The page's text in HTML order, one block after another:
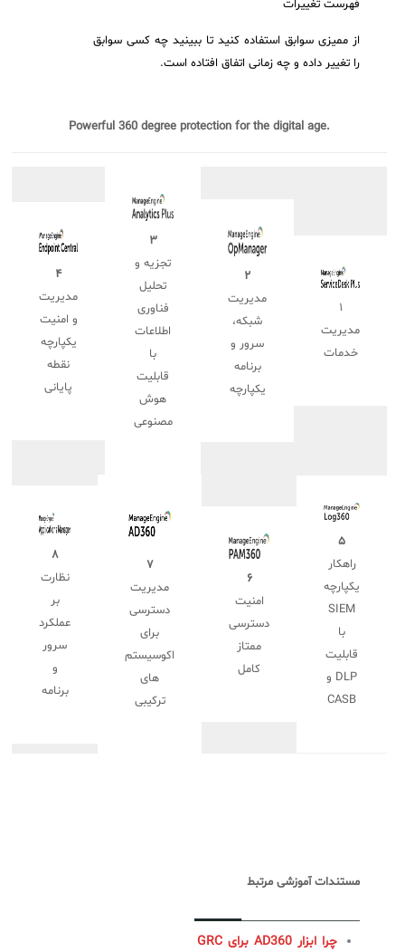
فهرست تغییرات
از ممیزی سوابق استفاده کنید تا ببینید چه کسی سوابق
را تغییر داده و چه زمانی اتفاق افتاده است.
Powerful 360 degree protection for the digital age.
۱
مدیریت
خدمات
۲
مدیریت
شبکه،
سرور و
برنامه
یکپارچه
۳
تجزیه و
تحلیل
فناوری
اطلاعات
با
قابلیت
هوش
مصنوعی
۴
مدیریت
و امنیت
یکپارچه
نقطه
پایانی
۵
راهکار
یکپارچه
SIEM
با
قابلیت
DLP و
CASB
۶
امنیت
دسترسی
ممتاز
کامل
۷
مدیریت
دسترسی
برای
اکوسیستم
های
ترکیبی
۸
نظارت
بر
عملکرد
سرور
و
برنامه
مستندات آموزشی مرتبط
چرا ابزار AD360 برای GRC